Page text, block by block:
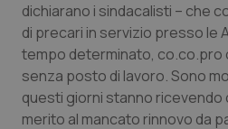
Lazio
Liguria
Lombardia
Diabete & glucometri
Disturbi dell’umore
Dolore
dichiarano i sindacalisti – che
di precari in servizio presso le
tempo determinato, co.co.pro
senza posto di lavoro. Sono
questi giorni stanno ricevendo
merito al mancato rinnovo da